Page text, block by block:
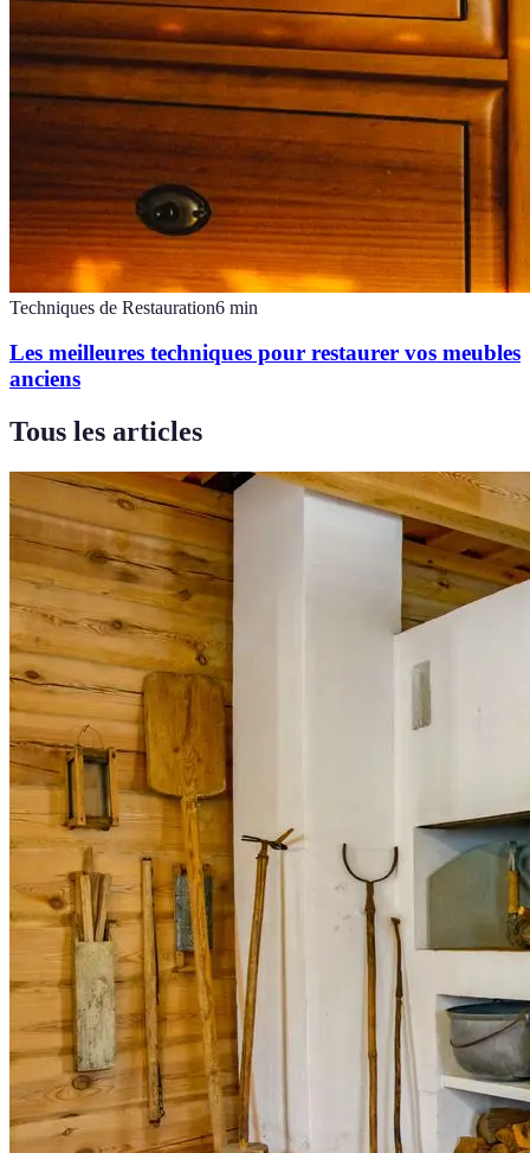
Techniques de Restauration6 min
Les meilleures techniques pour restaurer vos meubles
anciens
Tous les articles